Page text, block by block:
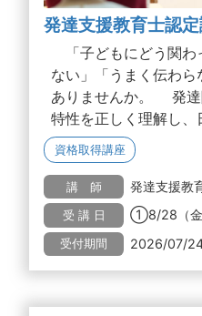
発達支援教育士認
「子どもにどう関わ
ない」「うまく伝わ
ありませんか。 発達
特性を正しく理解し、
資格取得講座
講 師 発達支援教
受 講 日 ①8/28（
受付期間 2026/07/